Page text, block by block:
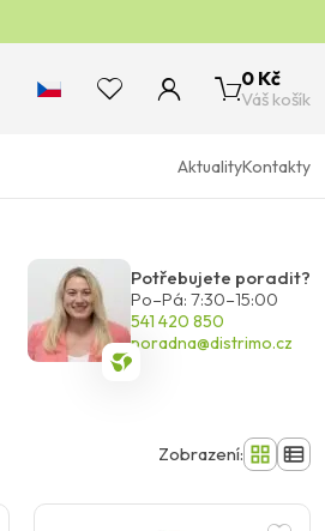
0 Kč
Váš košík
AktualityKontakty
Potřebujete poradit?
Po–Pá: 7:30–15:00
541 420 850
poradna@distrimo.cz
Zobrazení: